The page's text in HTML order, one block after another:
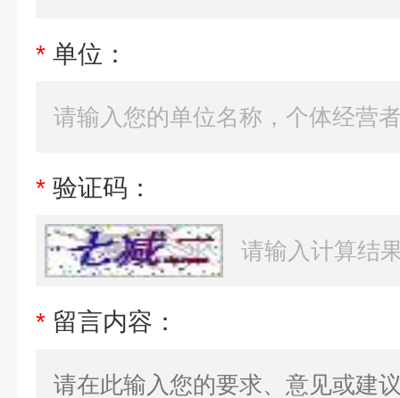
* 单位：
* 验证码：
* 留言内容：